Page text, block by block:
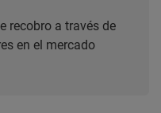
recobro a través de
en el mercado